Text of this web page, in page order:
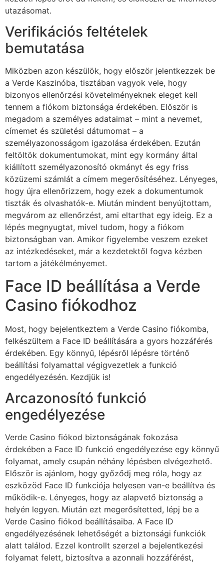
utazásomat.
Verifikációs feltételek
bemutatása
Miközben azon készülök, hogy először jelentkezzek be
a Verde Kaszinóba, tisztában vagyok vele, hogy
bizonyos ellenőrzési követelményeknek eleget kell
tennem a fiókom biztonsága érdekében. Először is
megadom a személyes adataimat – mint a nevemet,
címemet és születési dátumomat – a
személyazonosságom igazolása érdekében. Ezután
feltöltök dokumentumokat, mint egy kormány által
kiállított személyazonosító okmányt és egy friss
közüzemi számlát a címem megerősítéséhez. Lényeges,
hogy újra ellenőrizzem, hogy ezek a dokumentumok
tiszták és olvashatók-e. Miután mindent benyújtottam,
megvárom az ellenőrzést, ami eltarthat egy ideig. Ez a
lépés megnyugtat, mivel tudom, hogy a fiókom
biztonságban van. Amikor figyelembe veszem ezeket
az intézkedéseket, már a kezdetektől fogva kézben
tartom a játékélményemet.
Face ID beállítása a Verde
Casino fiókodhoz
Most, hogy bejelentkeztem a Verde Casino fiókomba,
felkészültem a Face ID beállítására a gyors hozzáférés
érdekében. Egy könnyű, lépésről lépésre történő
beállítási folyamattal végigvezetlek a funkció
engedélyezésén. Kezdjük is!
Arcazonosító funkció
engedélyezése
Verde Casino fiókod biztonságának fokozása
érdekében a Face ID funkció engedélyezése egy könnyű
folyamat, amely csupán néhány lépésben elvégezhető.
Először is ajánlom, hogy győződj meg róla, hogy az
eszközöd Face ID funkciója helyesen van-e beállítva és
működik-e. Lényeges, hogy az alapvető biztonság a
helyén legyen. Miután ezt megerősítetted, lépj be a
Verde Casino fiókod beállításaiba. A Face ID
engedélyezésének lehetőségét a biztonsági funkciók
alatt találod. Ezzel kontrollt szerzel a bejelentkezési
folyamat felett, biztosítva a azonnali hozzáférést,